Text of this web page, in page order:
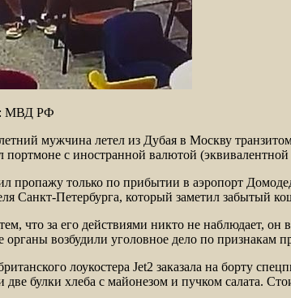
МВД РФ
мужчина летел из Дубая в Москву
портмоне с иностранной валютой
пропажу только по прибытии в аэропорт
Санкт-Петербурга, который заметил забытый
что за его действиями никто не наблюдает,
органы возбудили уголовное дело по признакам
лоукостера Jet2 заказала на борту
булки хлеба с майонезом и пучком салата.